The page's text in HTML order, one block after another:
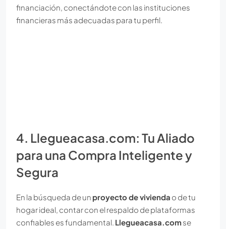
financiación, conectándote con las instituciones
financieras más adecuadas para tu perfil.
4. Llegueacasa.com: Tu Aliado
para una Compra Inteligente y
Segura
En la búsqueda de un proyecto de vivienda o de tu
hogar ideal, contar con el respaldo de plataformas
confiables es fundamental. Llegueacasa.com se